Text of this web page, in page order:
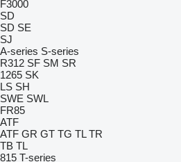
F3000
SD
SD SE
SJ
A-series S-series
R312 SF SM SR
1265 SK
LS SH
SWE SWL
FR85
ATF
ATF GR GT TG TL TR
TB TL
815 T-series